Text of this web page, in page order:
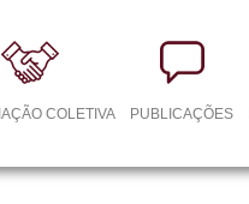
COLETIVA PUBLICAÇÕES